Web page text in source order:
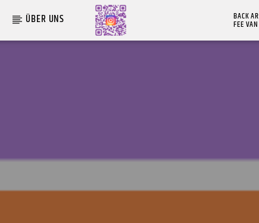
ÜBER UNS BACK
FEE